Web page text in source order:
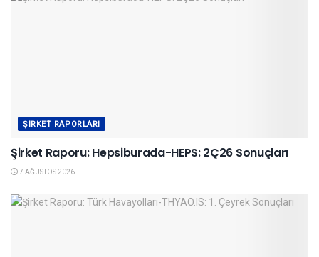
ŞIRKET RAPORLARI
Şirket Raporu: Hepsiburada-HEPS: 2Ç26 Sonuçları
7 AĞUSTOS 2026